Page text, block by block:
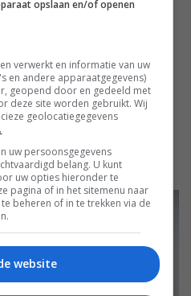
bedienen met de Marantz
De applicatie is ten
en past zich aan aan
Zo zien we nu Spotify niet
dit jaar Spotify Connect
de Spotify-app op je
opslaan en/of openen
verwerkt en informatie van uw
en andere apparaatgegevens)
geopend door en gedeeld met
deze site worden gebruikt. Wij
geolocatiegegevens
uw persoonsgegevens
belang. U kunt
uw opties hieronder te
pagina of in het sitemenu naar
beheren of in te trekken via de
website